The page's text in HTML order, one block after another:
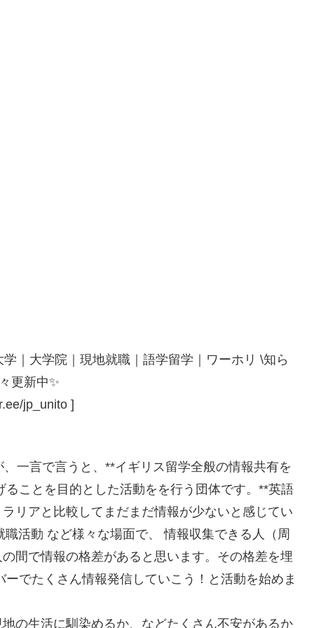
｜大学院｜現地就職｜語学留学｜ワーホリ \知ら
更新中✨
jp_unito ]
一言で言うと、**イギリス留学全般の情報共有を
ことを目的とした活動をを行う団体です。**英語
リアと比較してまだまだ情報が少ないと感じてい
活動 など様々な場面で、 情報収集できる人（周
間で情報の格差があると思います。その格差を埋
でたくさん情報発信していこう！と活動を始めま
の生活に馴染めるか、などたくさん不安があるか